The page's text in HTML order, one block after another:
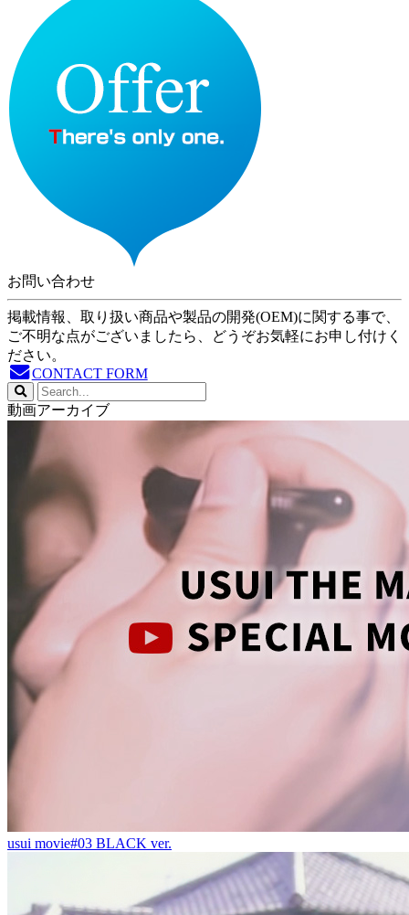
お問い合わせ
掲載情報、取り扱い商品や製品の開発(OEM)に関する事で、
ご不明な点がございましたら、どうぞお気軽にお申し付けく
ださい。
CONTACT FORM
動画アーカイブ
usui movie#03 BLACK ver.